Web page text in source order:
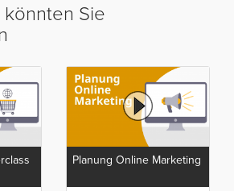
Sie
Planung Online Marketing